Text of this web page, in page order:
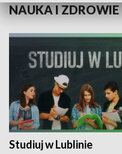
NAUKA I ZDROWIE
Studiuj w Lublinie